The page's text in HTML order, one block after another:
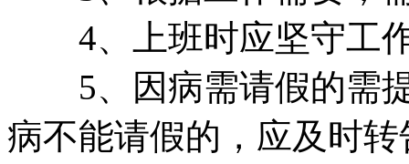
4、上班时应坚守工作
5、因病需请假的需提
病不能请假的，应及时